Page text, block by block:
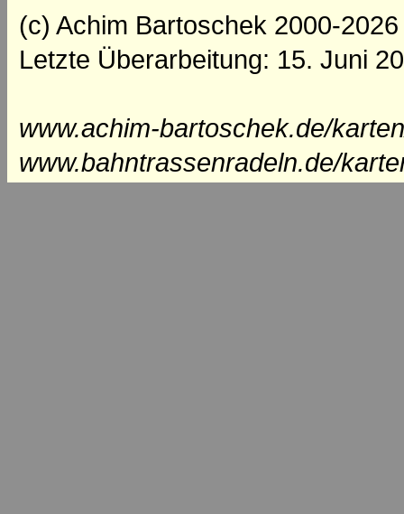
(c) Achim Bartoschek 2000-2026
Letzte Überarbeitung: 15. Juni
www.achim-bartoschek.de/
www.bahntrassenradeln.de/